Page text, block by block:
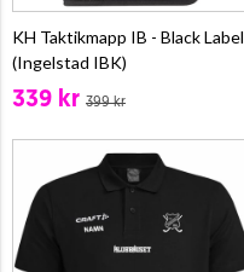
KH Taktikmapp IB - Black Label
(Ingelstad IBK)
339 kr 399 kr